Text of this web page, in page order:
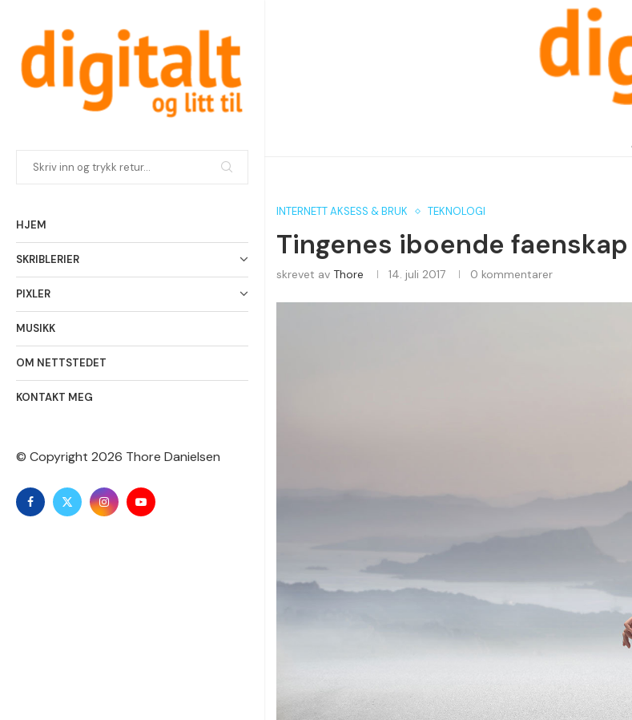
HJEM
SKRIBLERIER
PIXLER
MUSIKK
OM NETTSTEDET
KONTAKT MEG
© Copyright 2026 Thore Danielsen
INTERNETT AKSESS & BRUK TEKNOLOGI
Tingenes iboende
skrevet av Thore 14. juli 2017 0 kommentarer